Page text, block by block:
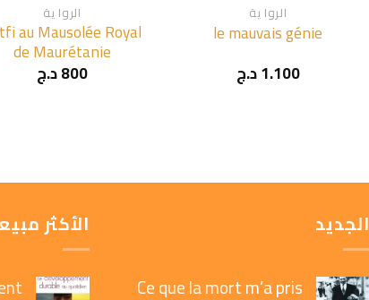
الروا ية
le mauvais génie
1.100د.ج
الروا ية
au Mausolée Royal
de Maurétanie
800د.ج
الجديد
Ce que la mort m’a pris
الأكثر